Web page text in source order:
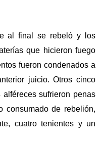
al final se rebeló y los
que hicieron fuego
fueron condenados a
juicio. Otros cinco
sufrieron penas
consumado de rebelión,
cuatro tenientes y un